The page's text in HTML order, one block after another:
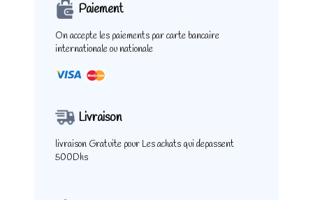
Paiement
On accepte les paiements par carte bancaire
internationale ou nationale
Livraison
livraison Gratuite pour Les achats qui depassent
500Dhs